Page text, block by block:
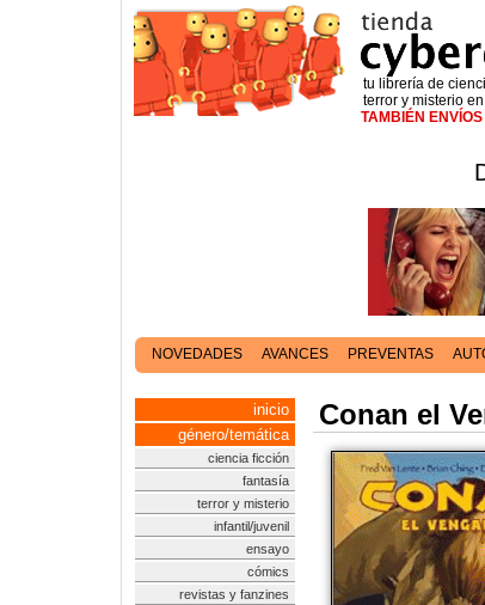
tu librería de
terror y misterio
TAMBIÉN
NOVEDADES AVANCES PREVENTAS
inicio
género/temática
ciencia ficción
fantasía
terror y misterio
infantil/juvenil
ensayo
cómics
revistas y fanzines
Conan el